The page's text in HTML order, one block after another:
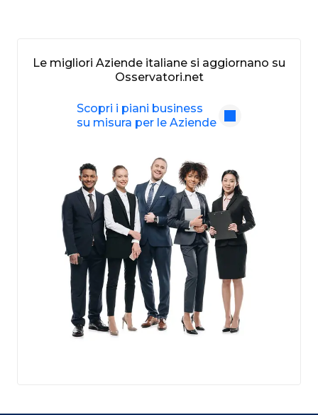
Le migliori Aziende italiane si aggiornano su
Osservatori.net
Scopri i piani business
su misura per le Aziende